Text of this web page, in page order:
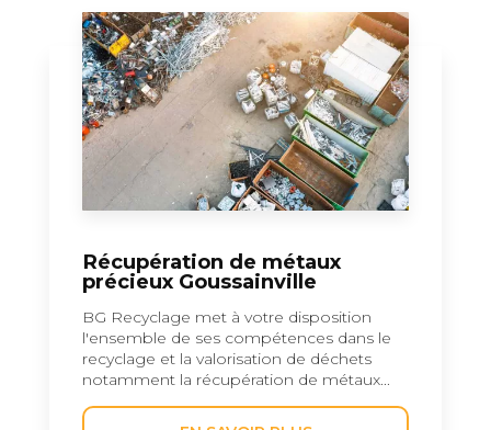
Récupération de métaux
précieux Goussainville
BG Recyclage met à votre disposition
l'ensemble de ses compétences dans le
recyclage et la valorisation de déchets
notamment la récupération de métaux...